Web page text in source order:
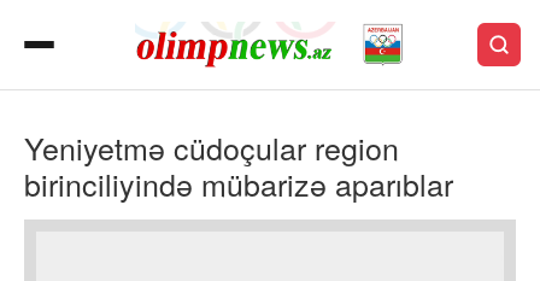
Yeniyetmə cüdoçular region
birinciliyində mübarizə aparıblar